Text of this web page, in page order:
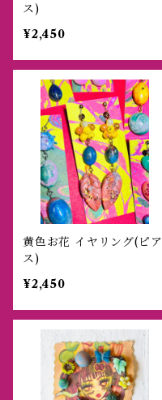
ス)
¥2,450
黄色お花 イヤリング(ピア
ス)
¥2,450